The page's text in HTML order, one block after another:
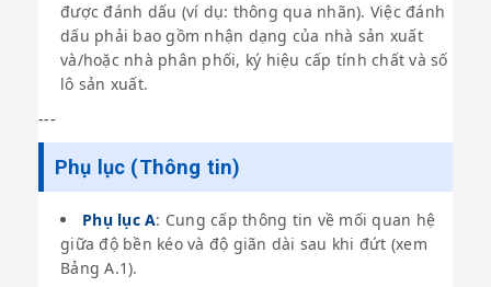
được đánh dấu (ví dụ: thông qua nhãn). Việc đánh
dấu phải bao gồm nhận dạng của nhà sản xuất
và/hoặc nhà phân phối, ký hiệu cấp tính chất và số
lô sản xuất.
---
Phụ lục (Thông tin)
Phụ lục A: Cung cấp thông tin về mối quan hệ
giữa độ bền kéo và độ giãn dài sau khi đứt (xem
Bảng A.1).